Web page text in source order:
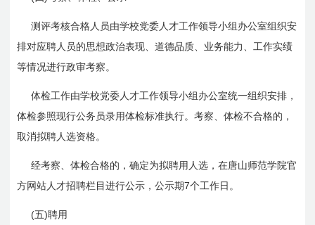
测评考核合格人员由学校党委人才工作领导小组办公室组织安
排对应聘人员的思想政治表现、道德品质、业务能力、工作实绩
等情况进行政审考察。
体检工作由学校党委人才工作领导小组办公室统一组织安排，
体检参照现行公务员录用体检标准执行。考察、体检不合格的，
取消拟聘人选资格。
经考察、体检合格的，确定为拟聘用人选，在唐山师范学院官
方网站人才招聘栏目进行公示，公示期7个工作日。
(五)聘用